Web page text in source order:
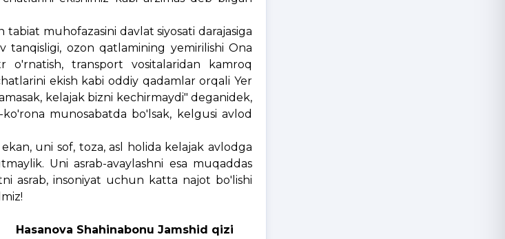
muhofazasini davlat siyosati darajasiga
ozon qatlamining yemirilishi Ona
o'rnatish, transport vositalaridan kamroq
ekish kabi oddiy qadamlar orqali Yer
kelajak bizni kechirmaydi" deganidek,
munosabatda bo'lsak, kelgusi avlod
uni sof, toza, asl holida kelajak avlodga
Uni asrab-avaylashni esa muqaddas
asrab, insoniyat uchun katta najot bo'lishi
Hasanova Shahinabonu Jamshid qizi